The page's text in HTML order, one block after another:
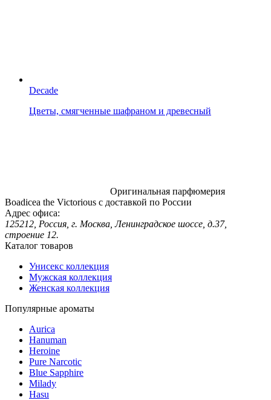
Decade
Цветы, смягченные шафраном и древесный
Оригинальная парфюмерия
Boadicea the Victorious с доставкой по России
Адрес офиса:
125212, Россия, г. Москва, Ленинградское шоссе, д.37,
строение 12.
Каталог товаров
Унисекс коллекция
Мужская коллекция
Женская коллекция
Популярные ароматы
Aurica
Hanuman
Heroine
Pure Narcotic
Blue Sapphire
Milady
Hasu